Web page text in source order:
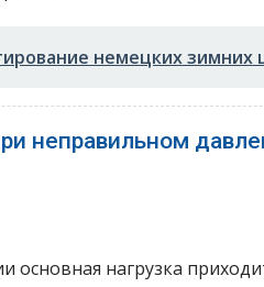
немецких зимних
неправильном
основная нагрузка